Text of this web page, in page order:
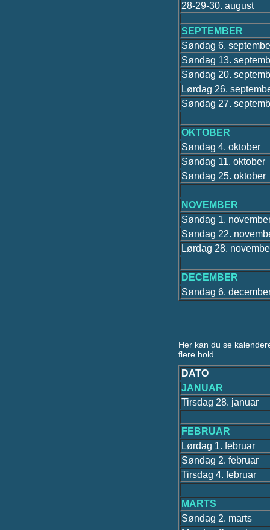
28-29-30. august
SEPTEMBER
Søndag 6.
Søndag 13.
Søndag 20.
Lørdag 26.
Søndag 27.
OKTOBER
Søndag 4. oktober
Søndag 11. oktober
Søndag 25. oktober
NOVEMBER
Søndag 1.
Søndag 22.
Lørdag 28.
DECEMBER
Søndag 6.
Her kan du se
flere hold.
DATO
JANUAR
Tirsdag 28. januar
FEBRUAR
Lørdag 1. februar
Søndag 2. februar
Tirsdag 4. februar
MARTS
Søndag 2. marts